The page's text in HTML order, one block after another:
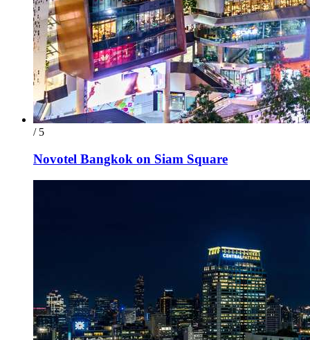
/ 5
Novotel Bangkok on Siam Square